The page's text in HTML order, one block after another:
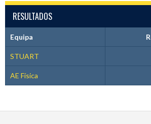
RESULTADOS
Equipa
STUART
AE Física